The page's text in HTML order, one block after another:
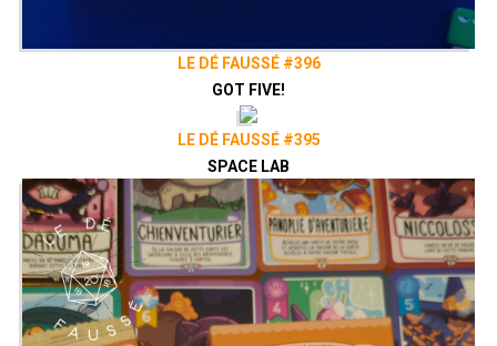
LE DÉ FAUSSÉ #396
GOT FIVE!
LE DÉ FAUSSÉ #395
SPACE LAB